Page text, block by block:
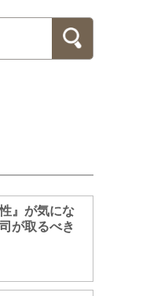
』が気にな
が取るべき